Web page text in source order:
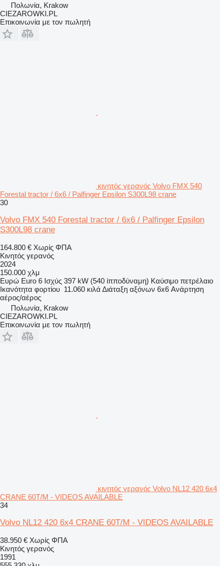
Πολωνία, Krakow
CIEZAROWKI.PL
Επικοινωνία με τον πωλητή
κινητός γερανός Volvo FMX 540
Forestal tractor / 6x6 / Palfinger Epsilon S300L98 crane
30
Volvo FMX 540 Forestal tractor / 6x6 / Palfinger Epsilon
S300L98 crane
164.800 € Χωρίς ΦΠΑ
Κινητός γερανός
2024
150.000 χλμ
Ευρώ Euro 6 Ισχύς 397 kW (540 ίπποδύναμη) Καύσιμο πετρέλαιο
Ικανότητα φορτίου 11.060 κιλά Διάταξη αξόνων 6x6 Ανάρτηση
αέρος/αέρος
Πολωνία, Krakow
CIEZAROWKI.PL
Επικοινωνία με τον πωλητή
κινητός γερανός Volvo NL12 420 6x4
CRANE 60T/M - VIDEOS AVAILABLE
34
Volvo NL12 420 6x4 CRANE 60T/M - VIDEOS AVAILABLE
38.950 € Χωρίς ΦΠΑ
Κινητός γερανός
1991